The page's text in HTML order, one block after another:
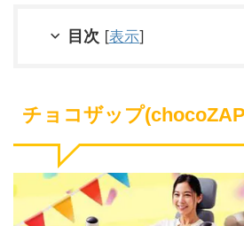
目次 [表示]
チョコザップ